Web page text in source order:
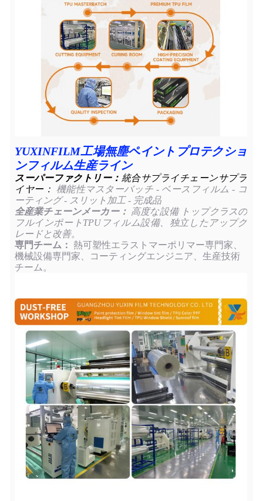
YUXINFILM工場無塵ペイントプロテクショ
ンフィルム生産ライン
スーパーファクトリー： 統合サプライチェーンサプラ
イヤー： 機能性マスターバッチ - ベースフィルム - コ
ーティング - スリット加工 - 完成品
全産業チェーンメーカー： 高度な設備 トップクラスの
フルインポートTPUフィルム設備、独立したアップグ
レードと改善。
専門チーム： 熱可塑性エラストマーポリマー専門家、
機械設備専門家、コーティングエンジニア、生産技術
チーム。